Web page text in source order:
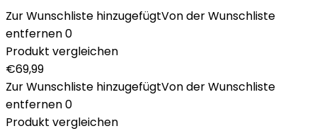
Zur Wunschliste hinzugefügtVon der Wunschliste
entfernen0
Produkt vergleichen
€69,99
Zur Wunschliste hinzugefügtVon der Wunschliste
entfernen0
Produkt vergleichen